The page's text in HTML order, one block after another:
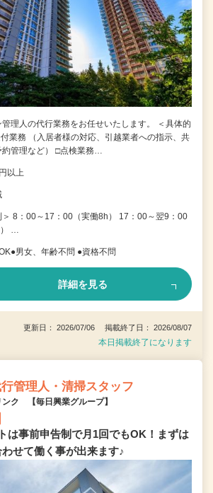
管理人の代行業務をお任せいたします。 ＜具体的
業務 （入居者様の対応、引越業者への指示、共
約管理など） □点検業務…
以上
＞ 8：00～17：00（実働8h） 17：00～翌9：00
） …
男女、年齢不問 ●資格不問
詳細を見る
更新日： 2026/07/06 掲載終了日： 2026/08/07
本日掲載終了になります
管理人・清掃スタッフ
ク 【毎日興業グループ】
は事前申告制で月1回でもOK！まずは
せて働く事が出来ます♪